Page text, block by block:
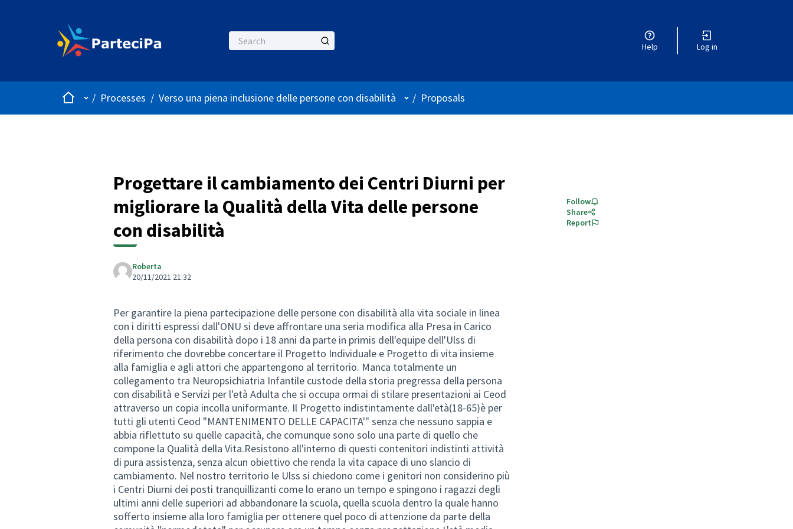
Help Log in
HomeMain menu
/ Processes / Verso una piena inclusione delle persone con disabilità User menu
/ Proposals
Progettare il cambiamento dei Centri Diurni per
migliorare la Qualità della Vita delle persone
con disabilità
Roberta
20/11/2021 21:32
Per garantire la piena partecipazione delle persone con disabilità alla vita sociale in linea
con i diritti espressi dall'ONU si deve affrontare una seria modifica alla Presa in Carico
della persona con disabilità dopo i 18 anni da parte in primis dell'equipe dell'Ulss di
riferimento che dovrebbe concertare il Progetto Individuale e Progetto di vita insieme
alla famiglia e agli attori che appartengono al territorio. Manca totalmente un
collegamento tra Neuropsichiatria Infantile custode della storia pregressa della persona
con disabilità e Servizi per l'età Adulta che si occupa ormai di stilare presentazioni ai Ceod
attraverso un copia incolla uniformante. Il Progetto indistintamente dall'età(18-65)è per
tutti gli utenti Ceod "MANTENIMENTO DELLE CAPACITA'" senza che nessuno sappia e
abbia riflettuto su quelle capacità, che comunque sono solo una parte di quello che
compone la Qualità della Vita.Resistono all'interno di questi contenitori indistinti attività
di pura assistenza, senza alcun obiettivo che renda la vita capace di uno slancio di
cambiamento. Nel nostro territorio le Ulss si chiedono come i genitori non considerino più
i Centri Diurni dei posti tranquillizanti come lo erano un tempo e spingono i ragazzi degli
ultimi anni delle superiori ad abbandonare la scuola, quella scuola dentro la quale hanno
sofferto insieme alla loro famiglia per ottenere quel poco di attenzione da parte della
Follow
Share
Report